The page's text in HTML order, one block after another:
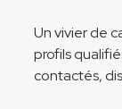
Un vivier de
profils
contactés,